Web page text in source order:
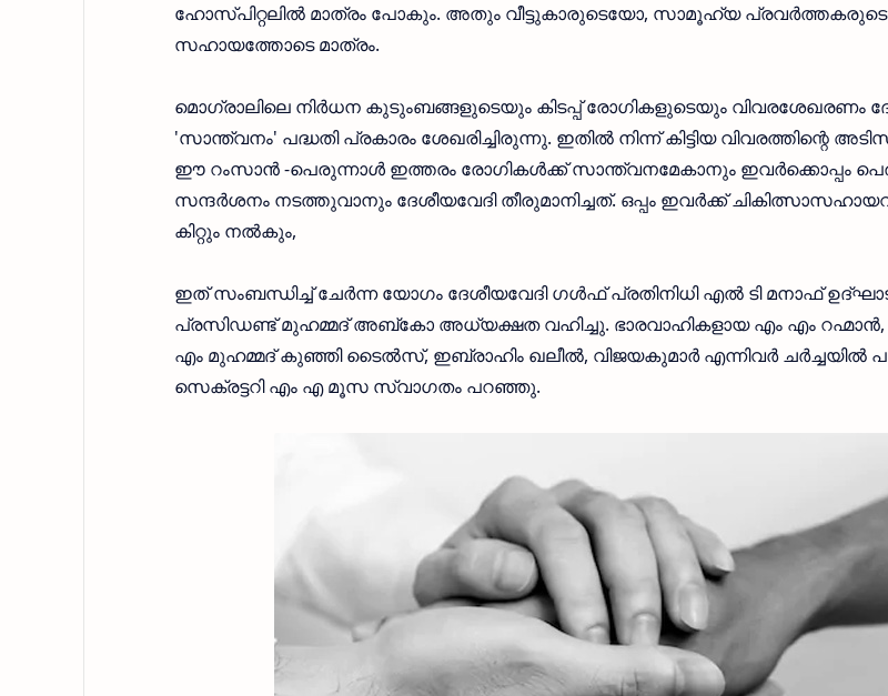
ഹോസ്പിറ്റലില്‍ മാത്രം പോകും. അതും വീട്ടുകാരുടെയോ, സാമൂഹ്യ
സഹായത്തോടെ മാത്രം.
മൊഗ്രാലിലെ നിര്‍ധന കുടുംബങ്ങളുടെയും കിടപ്പ് രോഗികളുടെയും വിവരശേഖരണം
'സാന്ത്വനം' പദ്ധതി പ്രകാരം ശേഖരിച്ചിരുന്നു. ഇതില്‍ നിന്ന് കിട്ടിയ വിവരത്തിന്റെ
ഈ റംസാന്‍ -പെരുന്നാള്‍ ഇത്തരം രോഗികള്‍ക്ക് സാന്ത്വനമേകാനും ഇവര്‍ക്കൊപ്പം
സന്ദര്‍ശനം നടത്തുവാനും ദേശീയവേദി തീരുമാനിച്ചത്. ഒപ്പം ഇവര്‍ക്ക്
കിറ്റും നല്‍കും,
ഇത് സംബന്ധിച്ച് ചേര്‍ന്ന യോഗം ദേശീയവേദി ഗള്‍ഫ് പ്രതിനിധി എല്‍ ടി മനാഫ്
പ്രസിഡണ്ട് മുഹമ്മദ് അബ്കോ അധ്യക്ഷത വഹിച്ചു. ഭാരവാഹികളായ എം എം റഹ്മാന്‍,
എം മുഹമ്മദ് കുഞ്ഞി ടൈല്‍സ്, ഇബ്രാഹിം ഖലീല്‍, വിജയകുമാര്‍ എന്നിവര്‍ ചര്‍ച്ചയില്‍
സെക്രട്ടറി എം എ മൂസ സ്വാഗതം പറഞ്ഞു.